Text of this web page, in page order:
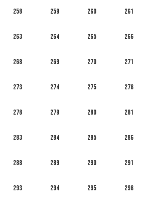
258 259 260 261
263 264 265 266
268 269 270 271
273 274 275 276
278 279 280 281
283 284 285 286
288 289 290 291
293 294 295 296